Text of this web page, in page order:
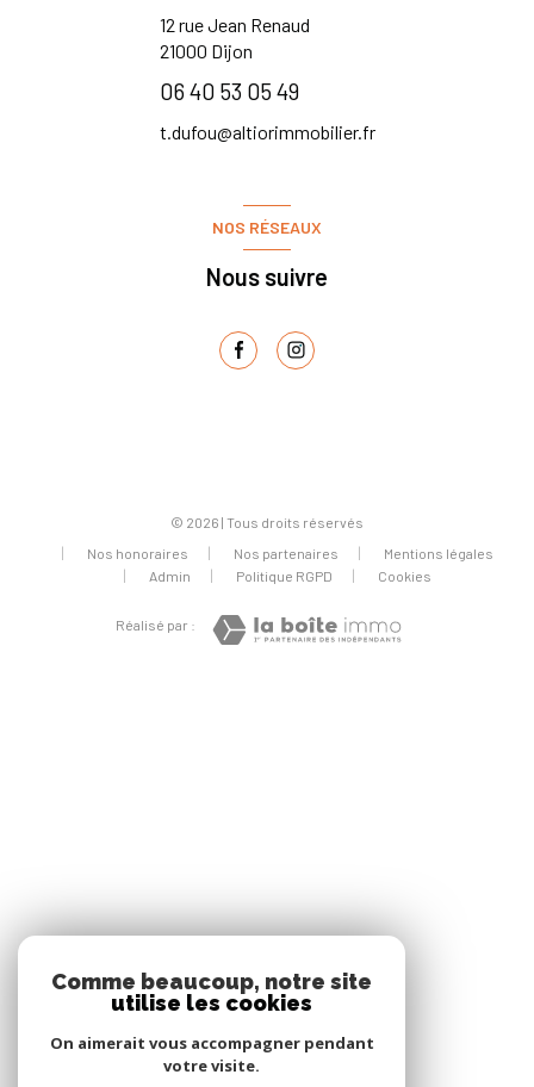
12 rue Jean Renaud
21000 Dijon
06 40 53 05 49
t.dufou@altiorimmobilier.fr
NOS RÉSEAUX
Nous suivre
© 2026 | Tous droits réservés
Nos honoraires
Nos partenaires
Mentions légales
Admin
Politique RGPD Cookies
Réalisé par :
Comme beaucoup, notre site
utilise les cookies
On aimerait vous accompagner pendant
votre visite.